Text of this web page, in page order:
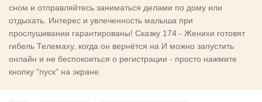
сном и отправляйтесь заниматься делами по дому или
отдыхать. Интерес и увлеченность малыша при
прослушивании гарантированы! Сказку 174 - Женихи готовят
гибель Телемаху, когда он вернётся на И можно запустить
онлайн и не беспокоиться о регистрации - просто нажмите
кнопку "пуск" на экране.